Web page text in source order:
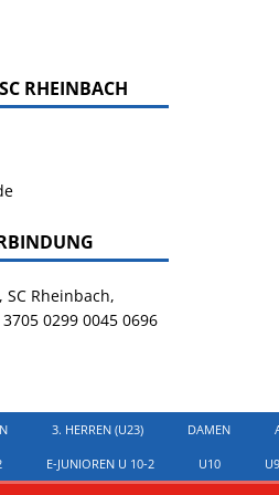
RHEINBACH
SC Rheinbach,
0299 0045 0696
3. HERREN (U23) DAMEN
E-JUNIOREN U 10-2 U10 U9